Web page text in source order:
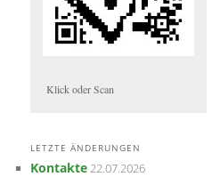
Klick oder Scan
LETZTE ÄNDERUNGEN
Kontakte22.07.2026